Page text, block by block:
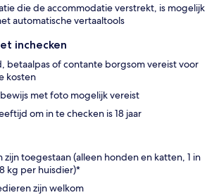
die de accommodatie verstrekt, is mogelijk
automatische vertaaltools
inchecken
betaalpas of contante borgsom vereist voor
kosten
met foto mogelijk vereist
om in te checken is 18 jaar
zijn toegestaan (alleen honden en katten, 1 in
kg per huisdier)*
zijn welkom